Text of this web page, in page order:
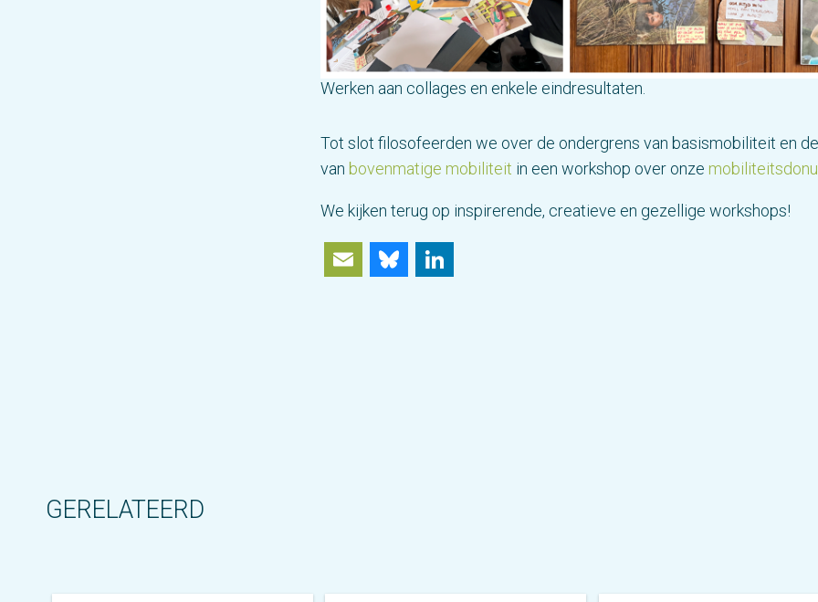
Werken aan collages en enkele eindresultaten.
Tot slot filosofeerden we over de ondergrens van basismobiliteit en
van bovenmatige mobiliteit in een workshop over onze
We kijken terug op inspirerende, creatieve en gezellige workshops!
EmailBluesky
GERELATEERD